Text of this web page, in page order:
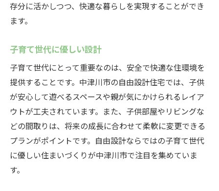
存分に活かしつつ、快適な暮らしを実現することができ
ます。
子育て世代に優しい設計
子育て世代にとって重要なのは、安全で快適な住環境を
提供することです。中津川市の自由設計住宅では、子供
が安心して遊べるスペースや親が気にかけられるレイア
ウトが工夫されています。また、子供部屋やリビングな
どの間取りは、将来の成長に合わせて柔軟に変更できる
プランがポイントです。自由設計ならではの子育て世代
に優しい住まいづくりが中津川市で注目を集めていま
す。